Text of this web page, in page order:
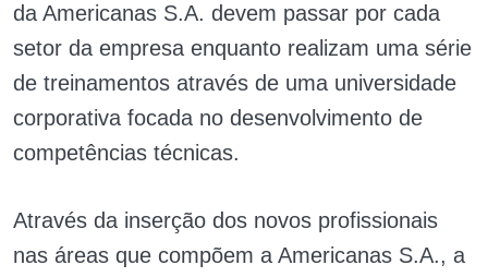
da Americanas S.A. devem passar por cada
setor da empresa enquanto realizam uma série
de treinamentos através de uma universidade
corporativa focada no desenvolvimento de
competências técnicas.
Através da inserção dos novos profissionais
nas áreas que compõem a Americanas S.A., a